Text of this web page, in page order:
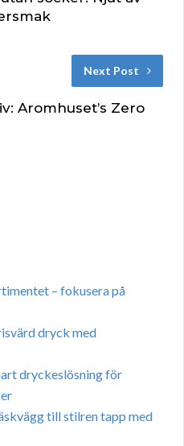
Next Post
Aromhuset’s Zero
– fokusera på
dryck med
dryckeslösning för
till stilren tapp med